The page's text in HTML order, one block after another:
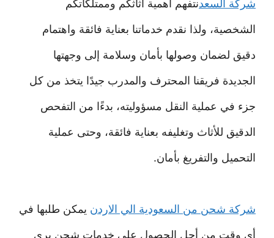
شركة السعدنتفهم أهمية أثاثكم وممتلكاتكم
الشخصية، ولذا نقدم خدماتنا بعناية فائقة واهتمام
دقيق لضمان وصولها بأمان وسلامة إلى وجهتها
الجديدة فريقنا المحترف والمدرب جيدًا يتخذ من كل
جزء في عملية النقل مسؤوليته، بدءًا من التفحص
الدقيق للأثاث وتغليفه بعناية فائقة، وحتى عملية
التحميل والتفريغ بأمان.
شركة شحن من السعودية الي الاردن يمكن طلبها في
أي وقت من أجل الحصول على خدمات شحن بري